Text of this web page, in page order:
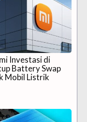
Investasi di
Battery Swap
Mobil Listrik